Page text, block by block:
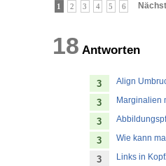
1 2 3 4 5 6
18
3 Align
3 Marginalien
3
3 Wie kann
3 Links in